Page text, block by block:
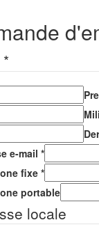
*
e-mail *
fixe*
portable
locale